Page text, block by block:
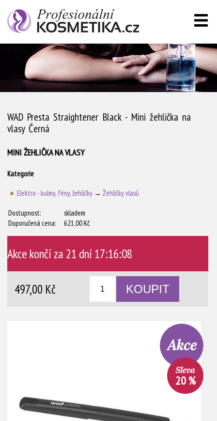
WAD Presta Straightener Black - Mini žehlička na
vlasy Černá
MINI ŽEHLIČKA NA VLASY
Kategorie
Elektro - kulmy, fény, žehličky→ Žehličky vlasů
Dostupnost:
skladem
Doporučená cena:
621,00 Kč
Akce končí za 21 dní 17:16:08
497,00 Kč
20 %